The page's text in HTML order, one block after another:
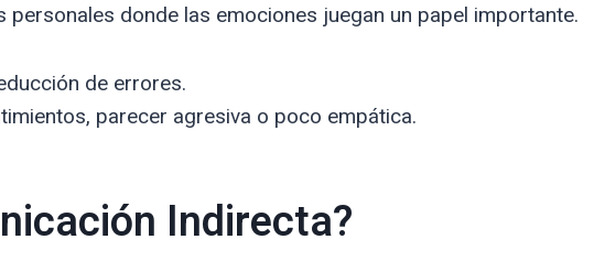
personales donde las emociones juegan un papel importante.
de errores.
parecer agresiva o poco empática.
Indirecta?